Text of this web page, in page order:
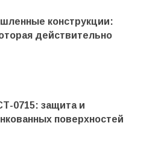
конструкции:
действительно
0715: защита и
поверхностей